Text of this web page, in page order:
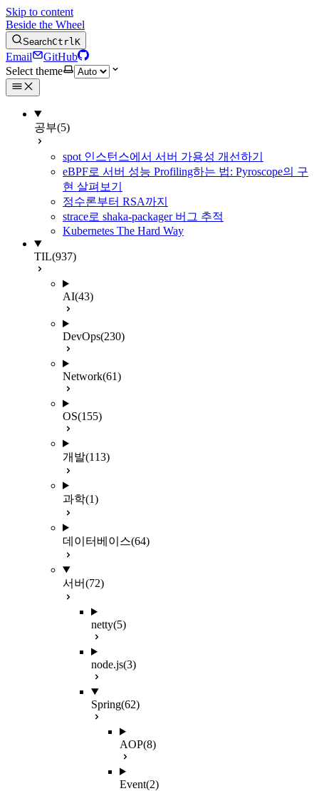
Skip to content
Beside the Wheel
SearchCtrlK
Email
GitHub
Select theme
공부(5)
spot 인스턴스에서 서버 가용성 개선하기
eBPF로 서버 성능 Profiling하는 법: Pyroscope의 구
현 살펴보기
정수론부터 RSA까지
strace로 shaka-packager 버그 추적
Kubernetes The Hard Way
TIL(937)
AI(43)
DevOps(230)
Network(61)
OS(155)
개발(113)
과학(1)
데이터베이스(64)
서버(72)
netty(5)
node.js(3)
Spring(62)
AOP(8)
Event(2)